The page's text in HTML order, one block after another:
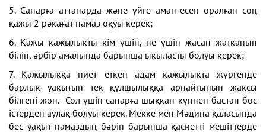
5. Сапарға аттанарда және үйге аман-есен оралған соң
қажы 2 рәкағат намаз оқуы керек;
6. Қажы қажылықты кім үшін, не үшін жасап жатқанын
біліп, әрбір амалында барынша ықыласты болуы керек;
7. Қажылыққа ниет еткен адам қажылықта жүргенде
барлық уақытын тек құлшылыққа арнайтынын жақсы
білгені жөн. Сол үшін сапарға шыққан күннен бастап бос
істерден аулақ болуы керек. Мекке мен Мәдина қаласында
бес уақыт намаздың бәрін барынша қасиетті мешіттерде